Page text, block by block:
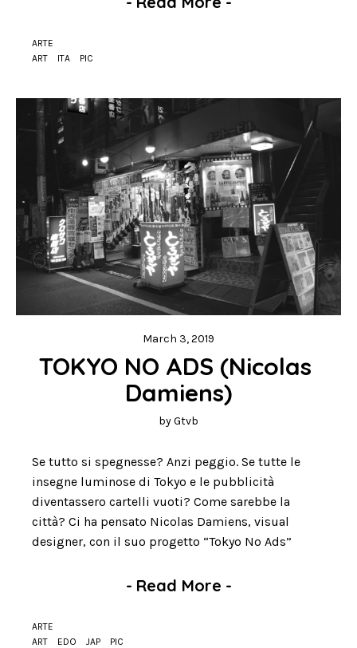
ARTE
ART
ITA PIC
March 3, 2019
TOKYO NO ADS (Nicolas
Damiens)
byGtvb
Se tutto si spegnesse? Anzi peggio. Se tutte le
insegne luminose di Tokyo e le pubblicità
diventassero cartelli vuoti? Come sarebbe la
città? Ci ha pensato Nicolas Damiens, visual
designer, con il suo progetto “Tokyo No Ads”
- Read More -
ARTE
ART
EDO JAP PIC